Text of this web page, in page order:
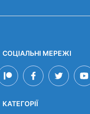
СОЦІАЛЬНІ МЕРЕЖІ
КАТЕГОРІЇ